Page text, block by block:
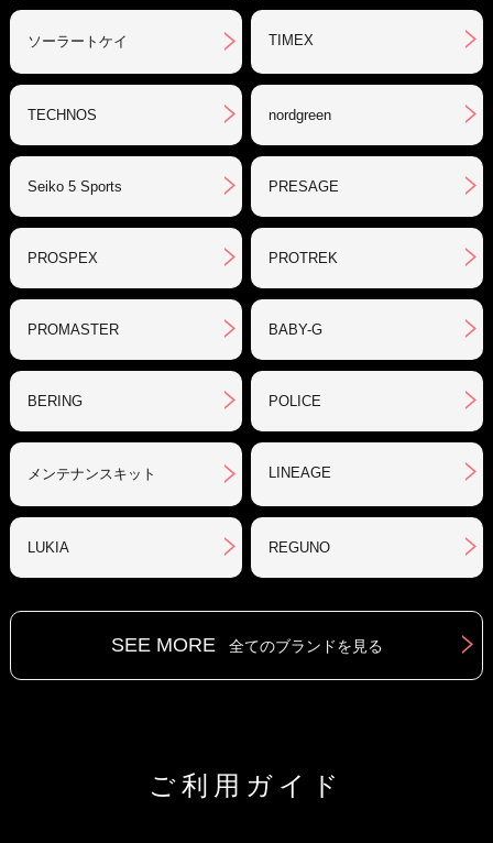
ソーラートケイ TIMEX
TECHNOS nordgreen
Seiko 5 Sports PRESAGE
PROSPEX PROTREK
PROMASTER BABY-G
BERING POLICE
メンテナンスキット LINEAGE
LUKIA REGUNO
SEE MORE 全てのブランドを見る
ご利用ガイド